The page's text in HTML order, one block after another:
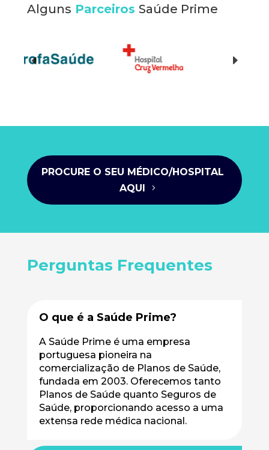
Alguns Parceiros Saúde Prime
PROCURE O SEU MÉDICO/HOSPITAL
AQUI
Perguntas Frequentes
O que é a Saúde Prime?
A Saúde Prime é uma empresa
portuguesa pioneira na
comercialização de Planos de Saúde,
fundada em 2003. Oferecemos tanto
Planos de Saúde quanto Seguros de
Saúde, proporcionando acesso a uma
extensa rede médica nacional.